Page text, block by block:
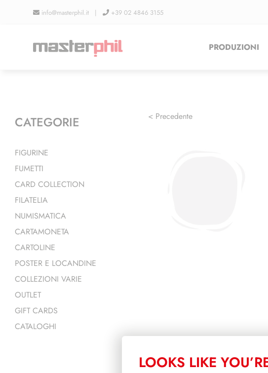
info@masterphil.it | +39 02 4846 3155
PRODUZIONI
< Precedente
CATEGORIE
FIGURINE
FUMETTI
CARD COLLECTION
FILATELIA
NUMISMATICA
CARTAMONETA
CARTOLINE
POSTER E LOCANDINE
COLLEZIONI VARIE
OUTLET
GIFT CARDS
CATALOGHI
LOOKS LIKE